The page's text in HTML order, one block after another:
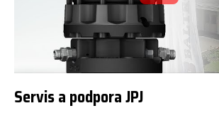
Servis a podpora JPJ